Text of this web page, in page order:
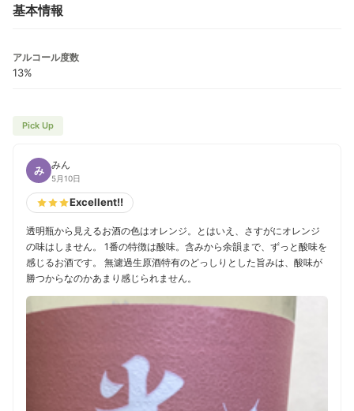
基本情報
アルコール度数
13%
Pick Up
み みん
5月10日
Excellent!!
透明瓶から見えるお酒の色はオレンジ。とはいえ、さすがにオレンジ
の味はしません。 1番の特徴は酸味。含みから余韻まで、ずっと酸味を
感じるお酒です。 無濾過生原酒特有のどっしりとした旨みは、酸味が
勝つからなのかあまり感じられません。